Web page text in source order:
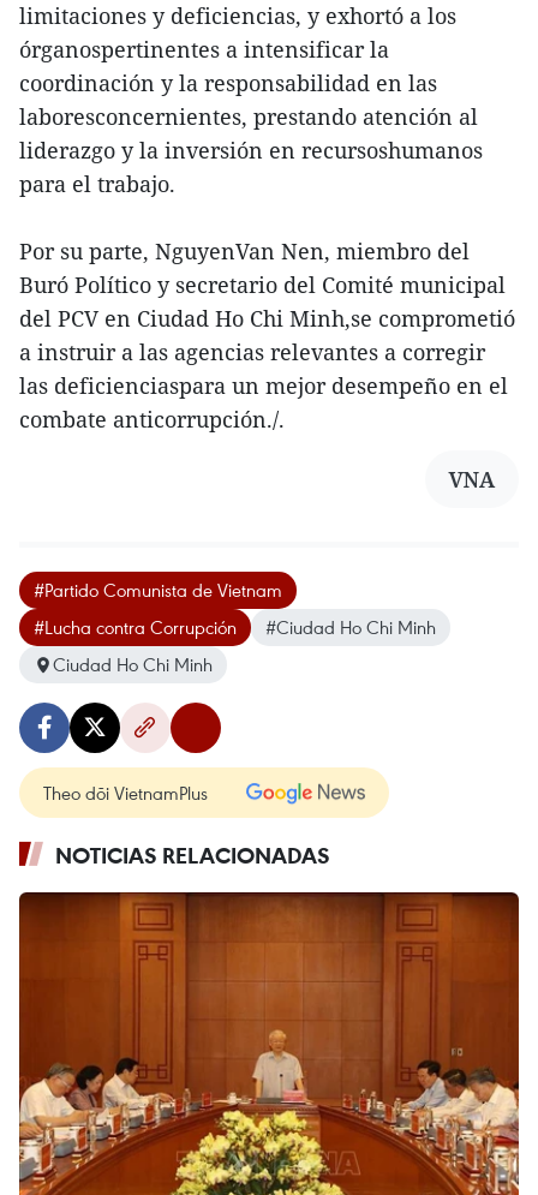
limitaciones y deficiencias, y exhortó a los
órganospertinentes a intensificar la
coordinación y la responsabilidad en las
laboresconcernientes, prestando atención al
liderazgo y la inversión en recursoshumanos
para el trabajo.
Por su parte, NguyenVan Nen, miembro del
Buró Político y secretario del Comité municipal
del PCV en Ciudad Ho Chi Minh,se comprometió
a instruir a las agencias relevantes a corregir
las deficienciaspara un mejor desempeño en el
combate anticorrupción./.
VNA
#Partido Comunista de Vietnam
#Lucha contra Corrupción
#Ciudad Ho Chi Minh
Ciudad Ho Chi Minh
Theo dõi VietnamPlus
NOTICIAS RELACIONADAS